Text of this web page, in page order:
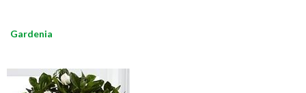
Gardenia